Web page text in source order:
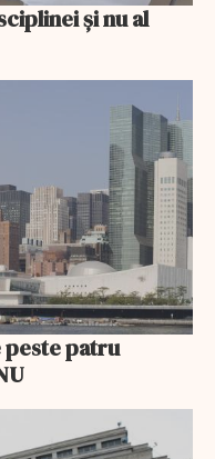
și nu al
peste patru